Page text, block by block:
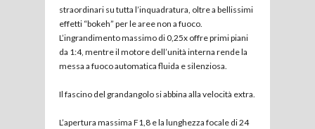
straordinari su tutta l’inquadratura, oltre a bellissimi
effetti “bokeh” per le aree non a fuoco.
L’ingrandimento massimo di 0,25x offre primi piani
da 1:4, mentre il motore dell’unità interna rende la
messa a fuoco automatica fluida e silenziosa.
Il fascino del grandangolo si abbina alla velocità extra.
L’apertura massima F1,8 e la lunghezza focale di 24